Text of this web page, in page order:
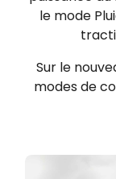
le mode
Sur le
modes de